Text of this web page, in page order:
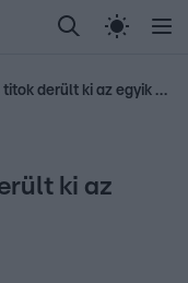
Randi Celeb vagyok,
Gudel Takács Gábor
Ismét egy súlyos titok derült ki az egyik drága örökösről!
ki az